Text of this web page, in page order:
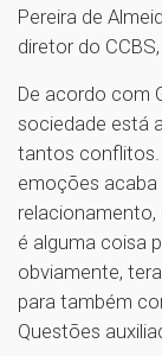
Pereira de
diretor do
De acordo com
sociedade está
tantos conflitos.
emoções acaba
relacionamento,
é alguma coisa
obviamente,
para também
Questões